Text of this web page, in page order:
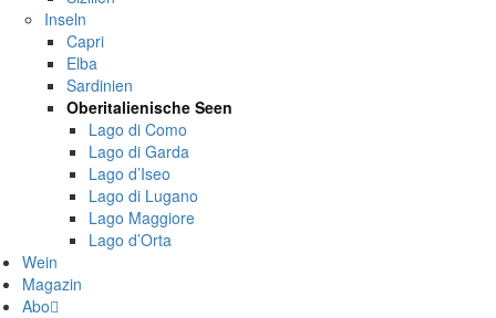
Inseln
Capri
Elba
Sardinien
Oberitalienische Seen
Lago di Como
Lago di Garda
Lago d’Iseo
Lago di Lugano
Lago Maggiore
Lago d’Orta
Wein
Magazin
Abo